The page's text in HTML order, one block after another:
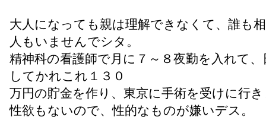
大人になっても親は理解できなくて、誰も
人もいませんでシタ。
精神科の看護師で月に７～８夜勤を入れて、
してかれこれ１３０
万円の貯金を作り、東京に手術を受けに行
性欲もないので、性的なものが嫌いデス。